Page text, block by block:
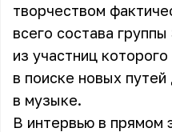
творчеством
всего состава
из участниц
в поиске новых
в музыке.
В интервью в прямом